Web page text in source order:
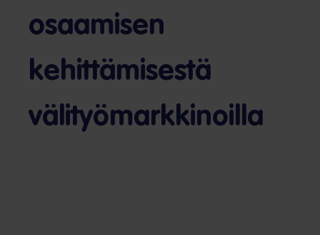
osaamisen
kehittämisestä
välityömarkkinoilla